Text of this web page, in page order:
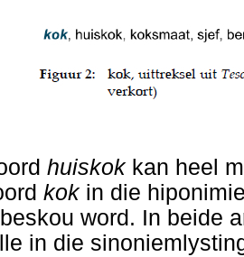
huiskokkan heel
kok in die
word. In beide
in die